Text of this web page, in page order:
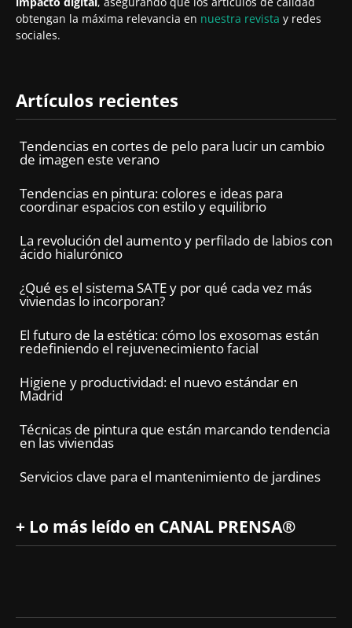
obtengan la máxima relevancia en nuestra revista y redes
sociales.
Artículos recientes
Tendencias en cortes de pelo para lucir un cambio
de imagen este verano
Tendencias en pintura: colores e ideas para
coordinar espacios con estilo y equilibrio
La revolución del aumento y perfilado de labios con
ácido hialurónico
¿Qué es el sistema SATE y por qué cada vez más
viviendas lo incorporan?
El futuro de la estética: cómo los exosomas están
redefiniendo el rejuvenecimiento facial
Higiene y productividad: el nuevo estándar en
Madrid
Técnicas de pintura que están marcando tendencia
en las viviendas
Servicios clave para el mantenimiento de jardines
+ Lo más leído en CANAL PRENSA®